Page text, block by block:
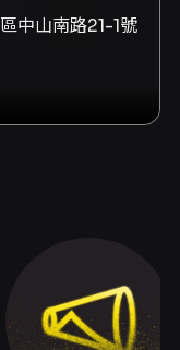
中山南路21-1號
régional
事張欽全、師
、指導Siro
、指導